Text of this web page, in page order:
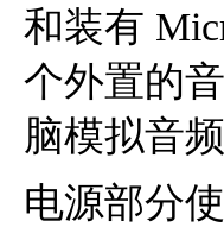
和装有
个外置的
脑模拟音
电源部分